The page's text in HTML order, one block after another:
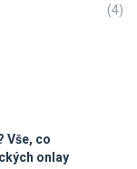
(4)
Vše, co
onlay